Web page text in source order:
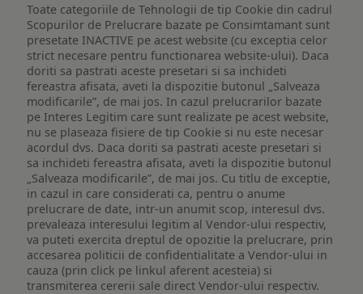
Toate categoriile de Tehnologii de tip Cookie din cadrul
Scopurilor de Prelucrare bazate pe Consimtamant sunt
presetate INACTIVE pe acest website (cu exceptia celor
strict necesare pentru functionarea website-ului). Daca
doriti sa pastrati aceste presetari si sa inchideti
fereastra afisata, aveti la dispozitie butonul „Salveaza
modificarile”, de mai jos. In cazul prelucrarilor bazate
pe Interes Legitim care sunt realizate pe acest website,
nu se plaseaza fisiere de tip Cookie si nu este necesar
acordul dvs. Daca doriti sa pastrati aceste presetari si
sa inchideti fereastra afisata, aveti la dispozitie butonul
„Salveaza modificarile”, de mai jos. Cu titlu de exceptie,
in cazul in care considerati ca, pentru o anume
prelucrare de date, intr-un anumit scop, interesul dvs.
prevaleaza interesului legitim al Vendor-ului respectiv,
va puteti exercita dreptul de opozitie la prelucrare, prin
accesarea politicii de confidentialitate a Vendor-ului in
cauza (prin click pe linkul aferent acesteia) si
transmiterea cererii sale direct Vendor-ului respectiv.